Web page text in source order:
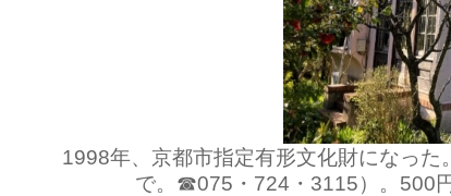
1998年、京都市指定有形文化財になっ
で。☎075・724・3115）。500